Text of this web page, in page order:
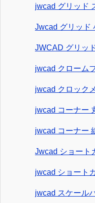
jwcad グリッド
Jwcad グリッド
JWCAD グリッ
jwcad クローム
jwcad クロック
jwcad コーナー
jwcad コーナー
Jwcad ショート
jwcad ショート
jwcad スケール